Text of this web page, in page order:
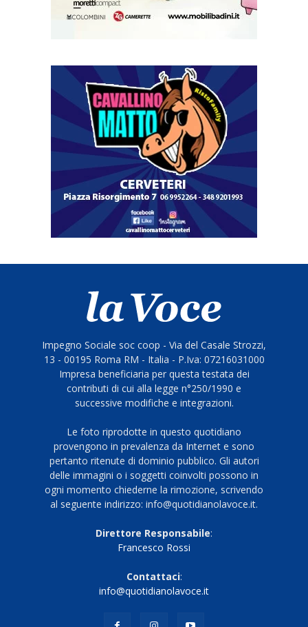
Impegno Sociale soc coop - Via del Casale Strozzi,
13 - 00195 Roma RM - Italia - P.Iva: 07216031000
Impresa beneficiaria per questa testata dei
contributi di cui alla legge n°250/1990 e
successive modifiche e integrazioni.
Le foto riprodotte in questo quotidiano
provengono in prevalenza da Internet e sono
pertanto ritenute di dominio pubblico. Gli autori
delle immagini o i soggetti coinvolti possono in
ogni momento chiederne la rimozione, scrivendo
al seguente indirizzo: info@quotidianolavoce.it.
Direttore Responsabile:
Francesco Rossi
Contattaci:
info@quotidianolavoce.it